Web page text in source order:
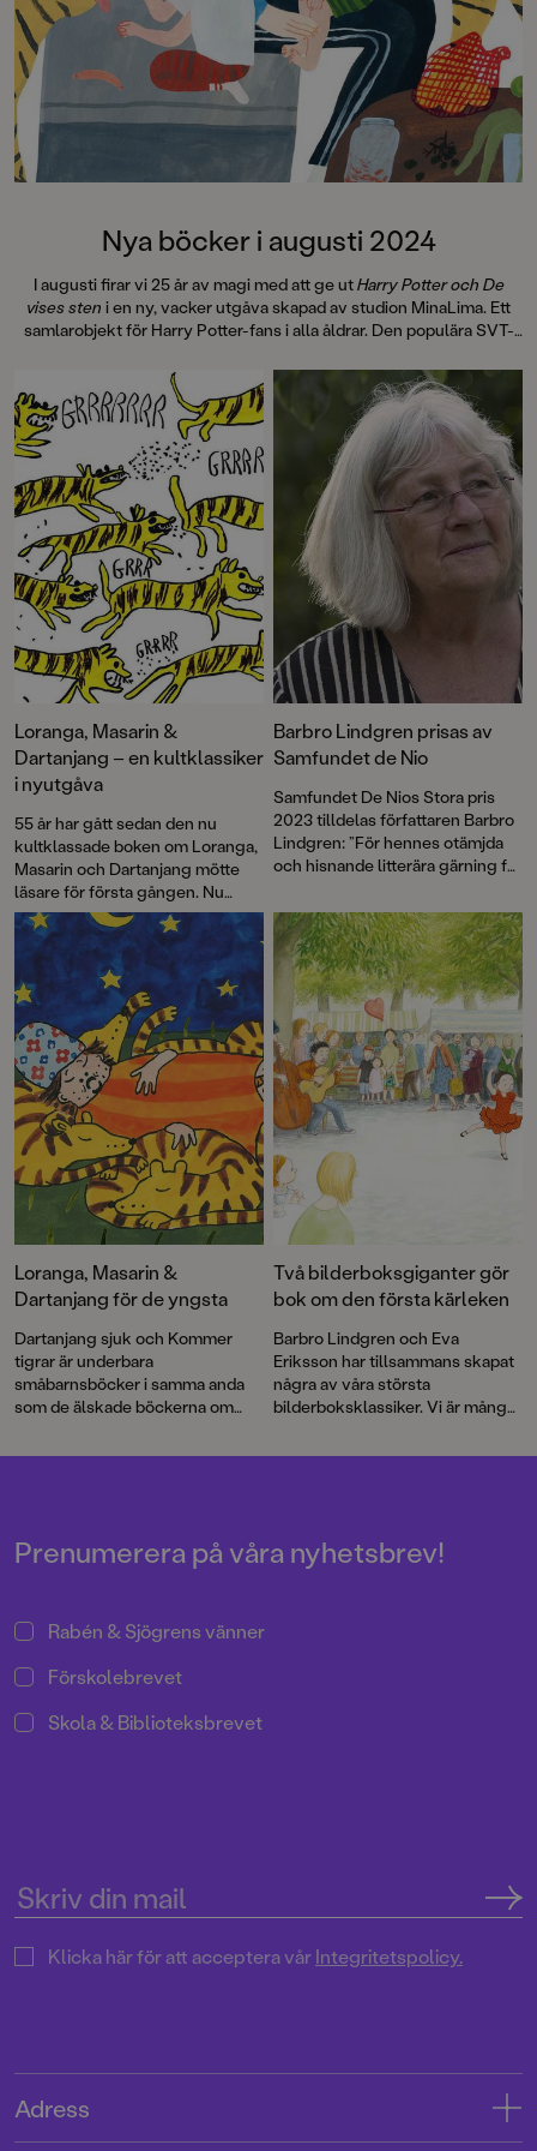
Björnpojken för barn och unga.
Efter att ha arbetat på Sveriges
Radio och Dagens Nyheter är han
numera förlagschef och förläggare
på Piratförlaget.
I Himmelsbarnet har han
historia under andra världskriget.
Nya böcker i augusti 2024
I augusti firar vi 25 år av magi med att ge utHarry Potter och De
vises sten i en ny, vacker utgåva skapad av studion MinaLima. Ett
samlarobjekt för Harry Potter-fans i alla åldrar. Den populära SVT-
agenterna när de löser de svåraste brotten i Krimsta City och sätter
dit de farligaste skurkarna. Dessutom får vi pyssla med Alfons
Åberg, köra traktor med Halvan, läsa om några av världens största
fotbollsstjärnor och få reda på hur det känns att dö av böldpest.
Och mycket, mycket mer ... Välkommen till en ny bokmånad!
Loranga, Masarin &
Dartanjang – en kultklassiker
i nyutgåva
55 år har gått sedan den nu
kultklassade boken om Loranga,
Masarin och Dartanjang mötte
läsare för första gången. Nu
kommer en ny fin utgåva med
samma klassiska illustrationer
som originalet, men i färg för en
ännu mer sprakande
läsupplevelse och med ett
nyskrivet efterord av Barbro
Lindgren som vi publicerar här.
Dessutom berättar Helena Viale
om arbetet med att färglägga
Barbros illustrationer!
Barbro Lindgren prisas av
Samfundet de Nio
Samfundet De Nios Stora pris
2023 tilldelas författaren Barbro
Lindgren: ”För hennes otämjda
och hisnande litterära gärning för
Loranga, Masarin &
Dartanjang för de yngsta
Dartanjang sjuk och Kommer
tigrar är underbara
småbarnsböcker i samma anda
som de älskade böckerna om
färgstarka illustrationer och mitt i
i ett helt nytt format.
Två bilderboksgiganter gör
bok om den första kärleken
Barbro Lindgren och Eva
Eriksson har tillsammans skapat
några av våra största
bilderboksklassiker. Vi är många
den vilda bebins äventyr och
på många år.
Prenumerera på våra nyhetsbrev!
Rabén & Sjögrens vänner
Förskolebrevet
Skola & Biblioteksbrevet
Klicka här för att acceptera vårIntegritetspolicy.
Adress